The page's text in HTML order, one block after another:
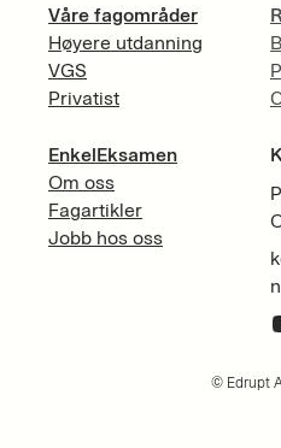
Våre fagområder
Høyere utdanning
VGS
Privatist
EnkelEksamen
Om oss
Fagartikler
Jobb hos oss
© Edrupt